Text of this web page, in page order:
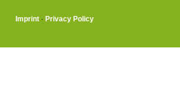
Imprint · Privacy Policy